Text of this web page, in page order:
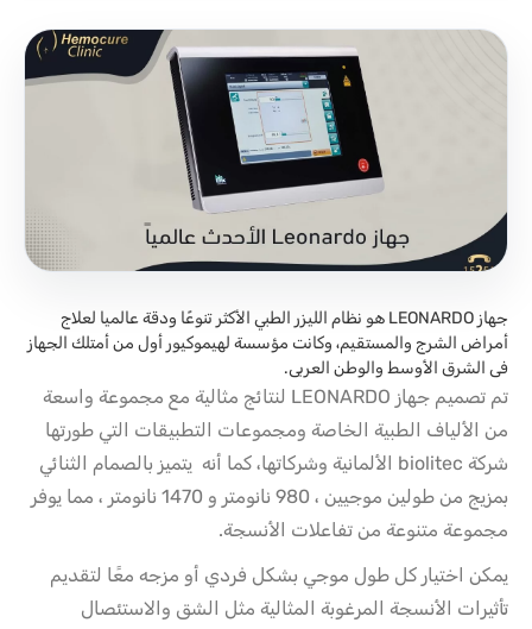
جهاز LEONARDO هو نظام الليزر الطبي الأكثر تنوعًا ودقة عالميا لعلاج
أمراض الشرج والمستقيم، وكانت مؤسسة لهيموكيور أول من أمتلك الجهاز
فى الشرق الأوسط والوطن العربى.
تم تصميم جهاز LEONARDO لنتائج مثالية مع مجموعة واسعة
من الألياف الطبية الخاصة ومجموعات التطبيقات التي طورتها
شركة biolitec الألمانية وشركاتها، كما أنه يتميز بالصمام الثنائي
بمزيج من طولين موجيين ، 980 نانومتر و 1470 نانومتر ، مما يوفر
مجموعة متنوعة من تفاعلات الأنسجة.
يمكن اختيار كل طول موجي بشكل فردي أو مزجه معًا لتقديم
تأثيرات الأنسجة المرغوبة المثالية مثل الشق والاستئصال